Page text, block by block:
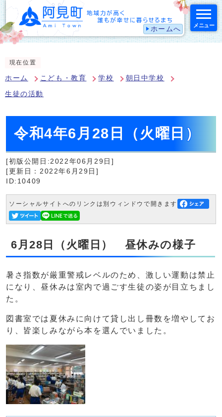
ホームへ メニュー
現在位置
ホーム こども・教育 学校 朝日中学校
生徒の活動
令和4年6月28日（火曜日）
[初版公開日:2022年06月29日]
[更新日：2022年6月29日]
ID:10409
ソーシャルサイトへのリンクは別ウィンドウで開きます
6月28日（火曜日） 昼休みの様子
暑さ指数が厳重警戒レベルのため、激しい運動は禁止
になり、昼休みは室内で過ごす生徒の姿が目立ちまし
た。
図書室では夏休みに向けて貸し出し冊数を増やしてお
り、皆楽しみながら本を選んでいました。